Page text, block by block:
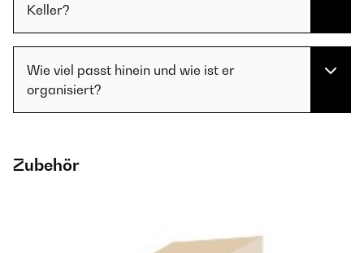
Keller?
Wie viel passt hinein und wie ist er
organisiert?
Zubehör